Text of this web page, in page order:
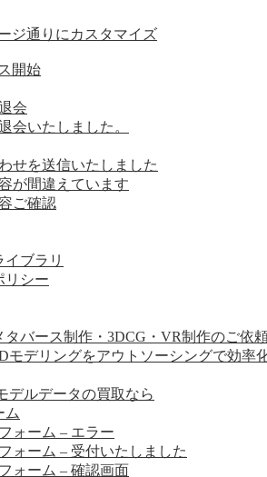
ジ通りにカスタマイズ
開始
会
会いたしました。
せを送信いたしました
が間違えています
ご確認
ブラリ
リシー
バース制作・3DCG・VR制作のご依
モデリングをアウトソーシングで効率
デルデータの買取なら
ム
ォーム – エラー
ォーム – 受付いたしました
ォーム – 確認画面